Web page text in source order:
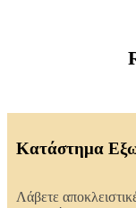
Κατάστημα
Λάβετε